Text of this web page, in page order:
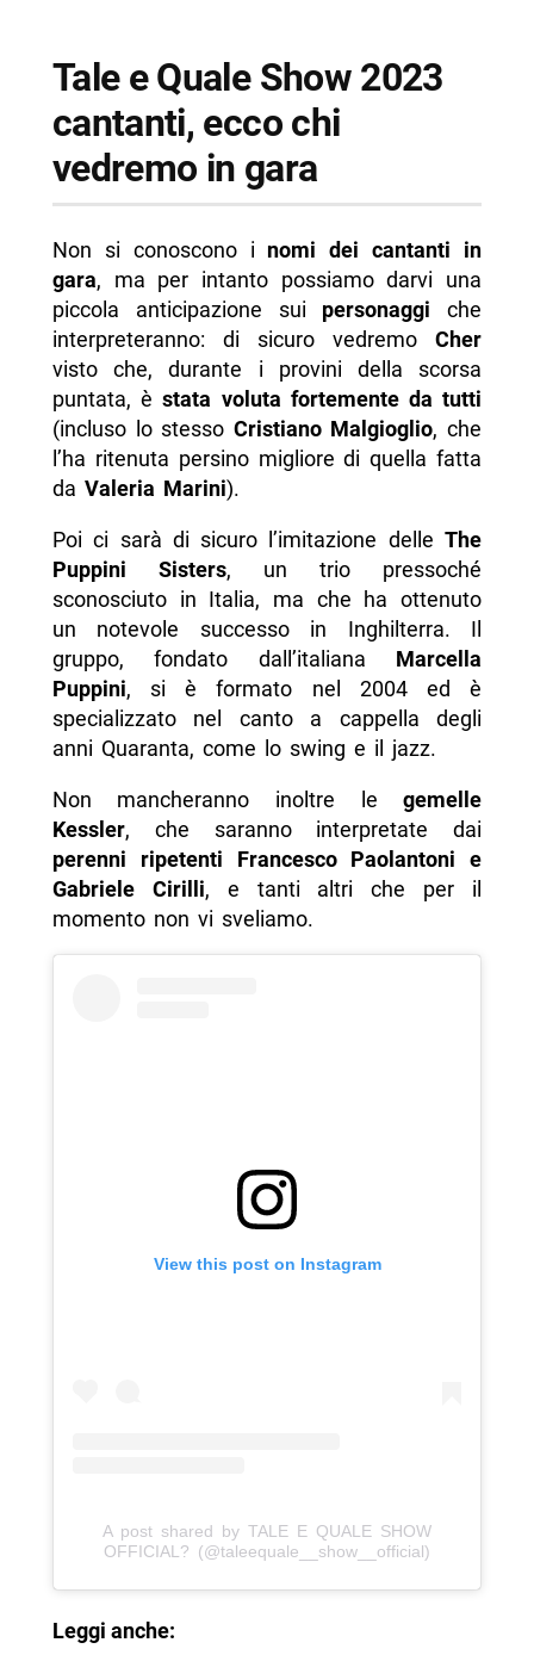
Tale e Quale Show 2023
cantanti, ecco chi
vedremo in gara
Non si conoscono i nomi dei cantanti in
gara, ma per intanto possiamo darvi una
piccola anticipazione sui personaggiche
interpreteranno: di sicuro vedremoCher
visto che, durante i provini della scorsa
puntata, èstata voluta fortemente da tutti
(incluso lo stesso Cristiano Malgioglio, che
l’ha ritenuta persino migliore di quella fatta
da Valeria Marini).
Poi ci sarà di sicuro l’imitazione delleThe
Puppini Sisters, un trio pressoché
sconosciuto in Italia, ma che ha ottenuto
un notevole successo in Inghilterra. Il
gruppo, fondato dall’italiana Marcella
Puppini, si è formato nel 2004 ed è
specializzato nel canto a cappella degli
anni Quaranta, come lo swing e il jazz.
Non mancheranno inoltre legemelle
Kessler, che saranno interpretate dai
perenni ripetenti Francesco Paolantoni e
Gabriele Cirilli, e tanti altri che per il
momento non vi sveliamo.
View this post on Instagram
A post shared by TALE E QUALE SHOW
OFFICIAL? (@taleequale__show__official)
Leggi anche: